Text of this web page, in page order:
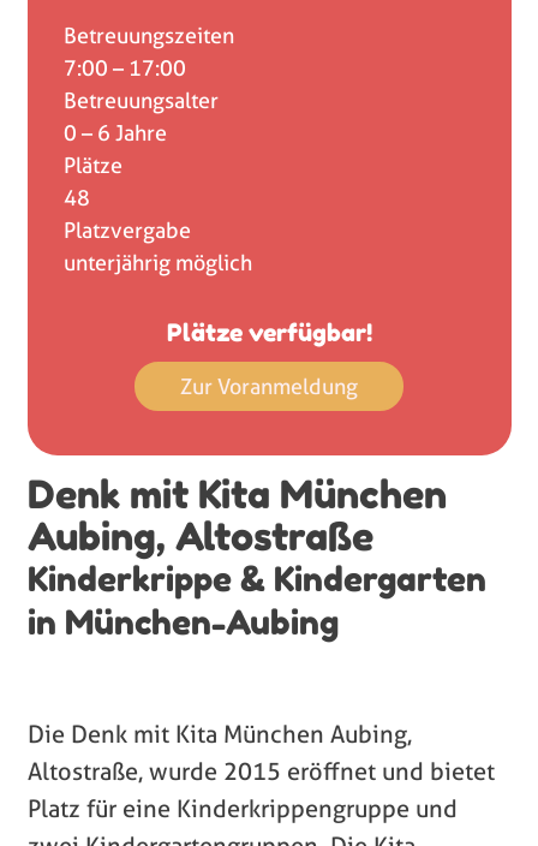
Betreuungszeiten
7:00 – 17:00
Betreuungsalter
0 – 6 Jahre
Plätze
48
Platzvergabe
unterjährig möglich
Plätze verfügbar!
Zur Voranmeldung
Denk mit Kita München
Aubing, Altostraße
Kinderkrippe & Kindergarten
in München-Aubing
Die Denk mit Kita München Aubing,
Altostraße, wurde 2015 eröffnet und bietet
Platz für eine Kinderkrippengruppe und